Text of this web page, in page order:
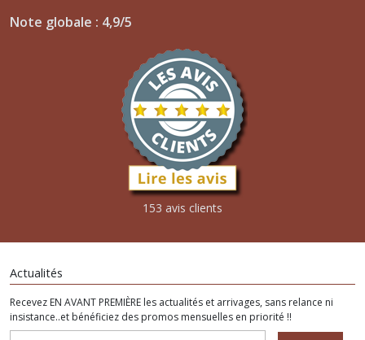
Note globale : 4,9/5
153 avis clients
Actualités
Recevez EN AVANT PREMIÈRE les actualités et arrivages, sans relance ni
insistance..et bénéficiez des promos mensuelles en priorité !!